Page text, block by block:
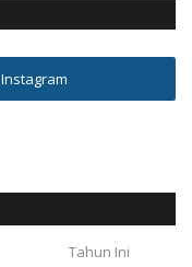
Instagram
Tahun Ini